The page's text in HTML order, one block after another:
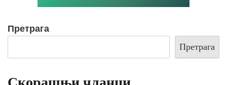
Претрага
Претрага